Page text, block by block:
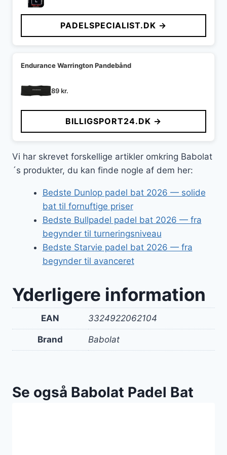
PADELSPECIALIST.DK →
Endurance Warrington Pandebånd
89kr.
BILLIGSPORT24.DK →
Vi har skrevet forskellige artikler omkring Babolat
´s produkter, du kan finde nogle af dem her:
Bedste Dunlop padel bat 2026 — solide
bat til fornuftige priser
Bedste Bullpadel padel bat 2026 — fra
begynder til turneringsniveau
Bedste Starvie padel bat 2026 — fra
begynder til avanceret
Yderligere information
EAN 3324922062104
Brand Babolat
Se også Babolat Padel Bat